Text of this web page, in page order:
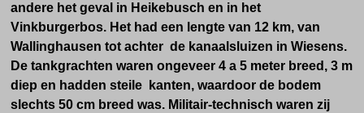
andere het geval in Heikebusch en in het
Vinkburgerbos. Het had een lengte van 12 km, van
Wallinghausen tot achter de kanaalsluizen in Wiesens.
De tankgrachten waren ongeveer 4 a 5 meter breed, 3 m
diep en hadden steile kanten, waardoor de bodem
slechts 50 cm breed was. Militair-technisch waren zij